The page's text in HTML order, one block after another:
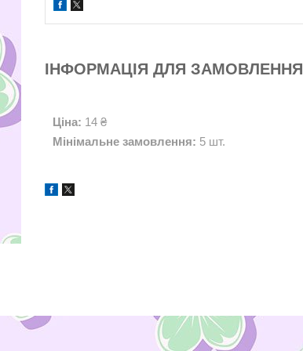
ІНФОРМАЦІЯ ДЛЯ ЗАМОВЛЕННЯ
Ціна: 14 ₴
Мінімальне замовлення: 5 шт.